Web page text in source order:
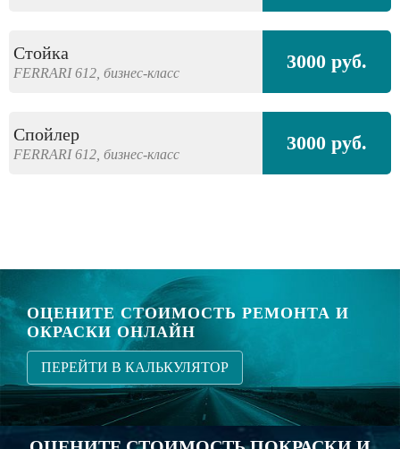
Стойка
FERRARI612, бизнес-класс 3000 руб.
Спойлер
FERRARI612, бизнес-класс 3000 руб.
ОЦЕНИТЕ СТОИМОСТЬ РЕМОНТА И
ОКРАСКИ ОНЛАЙН
ПЕРЕЙТИ В КАЛЬКУЛЯТОР